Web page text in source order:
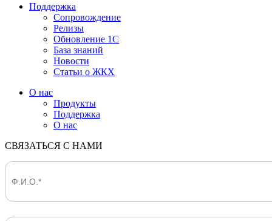
Поддержка
Сопровождение
Релизы
Обновление 1С
База знаний
Новости
Статьи о ЖКХ
О нас
Продукты
Поддержка
О нас
СВЯЗАТЬСЯ С НАМИ